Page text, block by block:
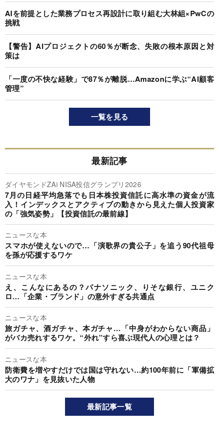
AIを前提とした業務プロセス再設計に取り組む大林組×PwCの
挑戦
【警告】AIプロジェクトの60％が断念、失敗の根本原因と対
策は
「一度の不快な経験」で87％が離脱…Amazonに学ぶ“AI顧客
管理”
一覧を見る
最新記事
ダイヤモンドZAi NISA投信グランプリ2026
7月の日経平均急落でも日本株投資信託に高水準の資金が流
入！インデックスとアクティブの動きから見えた個人投資家
の「強気姿勢」【投資信託の最前線】
ニュースな本
スマホが使えないので…「演歌界の貴公子」を追う90代祖母
を孫が応援するワケ
ニュースな本
え、こんなにあるの？パナソニック、りそな銀行、ユニク
ロ…「企業・ブランド」の意外すぎる共通点
ニュースな本
旅ガチャ、酒ガチャ、本ガチャ…「中身がわからない商品」
がバカ売れするワケ。“外れ”すら喜ぶ現代人の心理とは？
ニュースな本
防衛費を増やすだけでは国は守れない…約100年前に「軍備拡
大のワナ」を見抜いた人物
最新記事一覧